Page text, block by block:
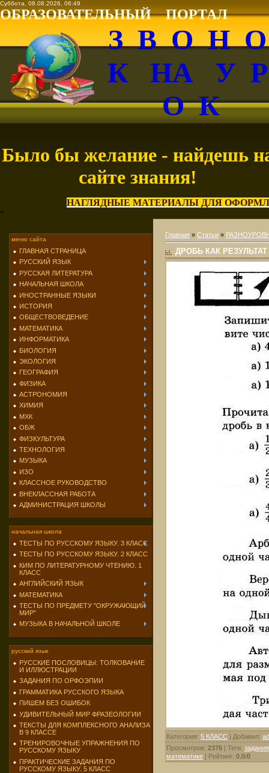
Суббота, 08.08.2026, 06:49
ОБРАЗОВАТЕЛЬНЫЙ ПОРТАЛ
З В О Н
К НА У
О К
Было бы желание - найдешь
сайте знания!
НАГЛЯДНЫЕ МАТЕРИАЛЫ ДЛЯ
<
меню сайта
ГЛАВНАЯ СТРАНИЦА
РУССКИЙ ЯЗЫК
РУССКАЯ ЛИТЕРАТУРА
НАЧАЛЬНАЯ ШКОЛА
ИНОСТРАННЫЕ ЯЗЫКИ
ИСТОРИЯ
ОБЩЕСТВОВЕДЕНИЕ
МАТЕМАТИКА
ИНФОРМАТИКА
БИОЛОГИЯ
ЭКОЛОГИЯ
ГЕОГРАФИЯ
ФИЗИКА
АСТРОНОМИЯ
ХИМИЯ
МХК
ОБЖ
ФИЗКУЛЬТУРА
ТЕХНОЛОГИЯ
МУЗЫКА
ИЗО
КЛАССНОЕ РУКОВОДСТВО
ВНЕКЛАССНАЯ РАБОТА
АДМИНИСТРАЦИЯ ШКОЛЫ
начальная школа
ТЕСТЫ ПО РУССКОМУ ЯЗЫКУ. 3 КЛАСС
ТЕСТЫ ПО РУССКОМУ ЯЗЫКУ. 2 КЛАСС
КИМ ПО ЛИТЕРАТУРНОМУ ЧТЕНИЮ. 1
КЛАСС
АНГЛИЙСКИЙ ЯЗЫК
МАТЕМАТИКА
ТЕСТЫ ПО ПРЕДМЕТУ "ОКРУЖАЮЩИЙ
МИР"
МУЗЫКА В НАЧАЛЬНОЙ ШКОЛЕ
русский язык
РУССКИЕ ПОСЛОВИЦЫ: ТОЛКОВАНИЕ
И ИЛЛЮСТРАЦИИ
ЗАДАНИЯ ПО ОРФОЭПИИ
ГРАММАТИКА РУССКОГО ЯЗЫКА
ПИШЕМ БЕЗ ОШИБОК
УДИВИТЕЛЬНЫЙ МИР ФРАЗЕОЛОГИИ
ТЕКСТЫ ДЛЯ КОМПЛЕКСНОГО АНАЛИЗА
В 9 КЛАССЕ
ТРЕНИРОВОЧНЫЕ УПРАЖНЕНИЯ ПО
РУССКОМУ ЯЗЫКУ
ПРАКТИЧЕСКИЕ ЗАДАНИЯ ПО
РУССКОМУ ЯЗЫКУ. 5 КЛАСС
Главная » Статьи »
ДРОБЬ КАК
Категория: 5 КЛАСС | Добавил:
Просмотров: 2376 | Теги:
математике | Рейтинг: 0.0/0